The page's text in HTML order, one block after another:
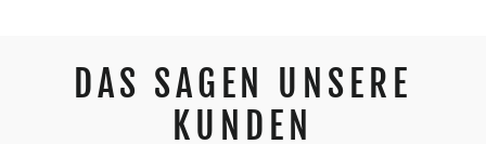
DAS SAGEN UNSERE
KUNDEN